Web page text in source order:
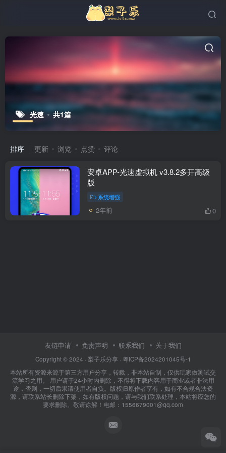
光速 共1篇
排序 更新 浏览 点赞 评论
安卓APP-光速虚拟机 v3.8.2多开高级
版
系统增强
2年前 0
友链申请 免责声明 联系我们 关于我们
Copyright © 2024 · 梨子乐分享· 粤ICP备2024201045号-1
本站所有资源来源于第三方用户分享，转载，非本站自制，仅供玩家做测试交
流学习之用。 用户请于24小时内删除，不得将下载内容用于商业或者非法用
途，否则，一切后果请使用者自负。版权归原作者享有，如有不合规合法资
源，请联系站长删除下架，如有版权问题，请与我们联系处理，本站将应您的
要求删除。敬请谅解！电邮：1556679001@qq.com